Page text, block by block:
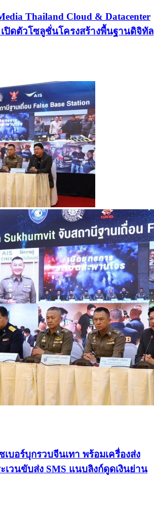
Thailand Cloud & Datacenter
เปิดตัวโซลูชั่นโครงสร้างพื้นฐานดิจิทัล
บอร์บุกรวบจีนเทา พร้อมเครื่องส่ง
เวนขับส่ง SMS แนบลิงก์ดูดเงินย่าน